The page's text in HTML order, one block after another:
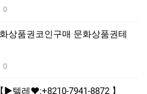
0
상품권코인구매 문화상품권테
0
레♥:+8210-7941-8872 】